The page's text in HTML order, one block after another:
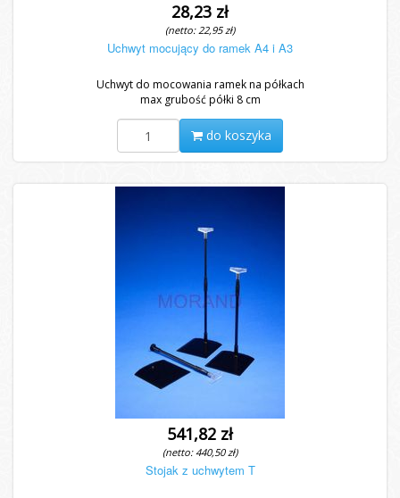
28,23 zł
(netto: 22,95 zł)
Uchwyt mocujący do ramek A4 i A3
Uchwyt do mocowania ramek na półkach
max grubość półki 8 cm
do koszyka
541,82 zł
(netto: 440,50 zł)
Stojak z uchwytem T